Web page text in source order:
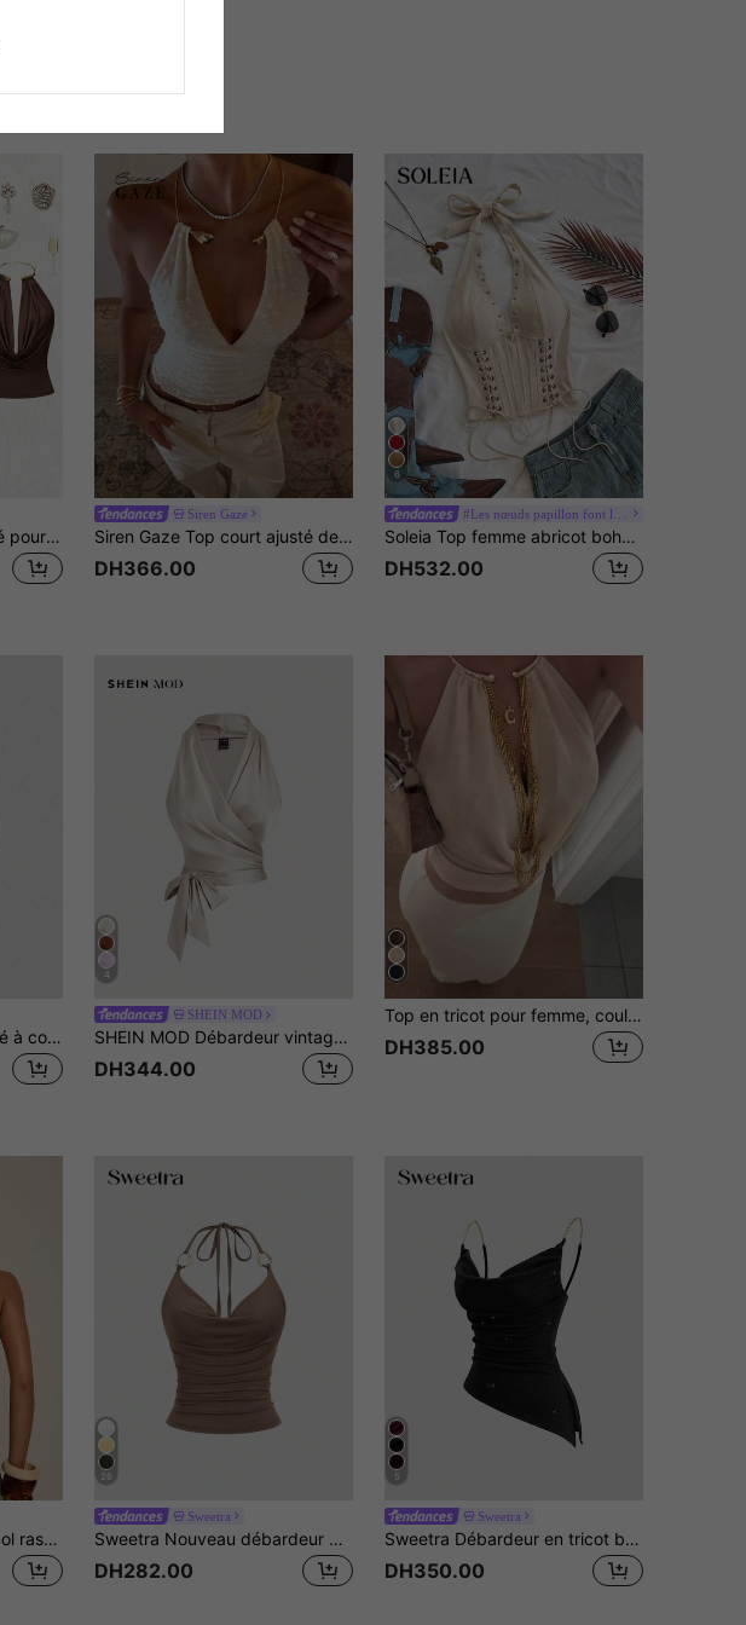
SHEIN Raffinéa Top d'été pour femme, nouveau, sexy, avec collier ras-du-cou en métal, col drapé, marron, tissu drapé avec fronces à l'avant, décoration d'anneau métallique et design ajouré pour plus de sophistication, longueur courte définissant la taille pour des proportions optimisées, convient pour les rendez-vous et les occasions de fête, débardeur marron, débardeur en métal, top de fête sexy
Siren Gaze
Siren Gaze Top court ajusté de couleur unie avec décoration métallique et col drapé, pour l'été
DH366.00
6
Soleia Top femme abricot bohème d'été pour soirée, en velours, dos nu, à nouer, col en V, sans manches, style corset licou à lacets, aspect, clouté, pour vacances et congés
DH532.00
Sweetra Débardeur plissé à col ras-du-cou de couleur unie pour femmes, polyvalent pour un usage casual et les déplacements, style Y2K
4
SHEIN MOD
SHEIN MOD Débardeur vintage femme sans manches avec nœud au dos et croisé, couleur abricot
DH344.00
Top en tricot pour femme, couleur unie, col V profond, dos nu, licou, avec boutons métalliques et franges, été
DH385.00
SHEIN BAE Top court à col ras-du-cou avec dos torsadé, couleur unie, sexy, pour l'été
26
Sweetra
Sweetra Nouveau débardeur pour femme avec anneau métallique décoratif, polyvalent, avec lien de cou drapé
DH282.00
5
Sweetra
Sweetra Débardeur en tricot brillant polyvalent et à la mode pour femmes, avec taille cintrée et ourlet asymétrique sans manches
DH350.00